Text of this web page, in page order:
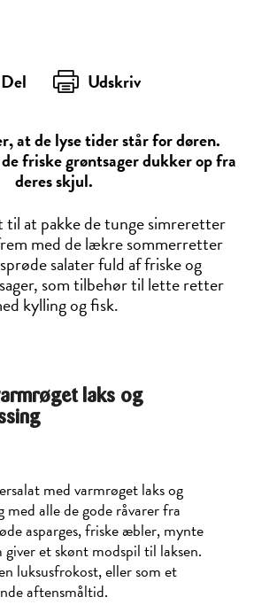
Del Udskriv
at de lyse tider står for døren.
friske grøntsager dukker op fra
deres skjul.
til at pakke de tunge simreretter
med de lækre sommerretter
salater fuld af friske og
som tilbehør til lette retter
kylling og fisk.
laks og
med varmrøget laks og
med alle de gode råvarer fra
asparges, friske æbler, mynte
giver et skønt modspil til laksen.
luksusfrokost, eller som et
aftensmåltid.